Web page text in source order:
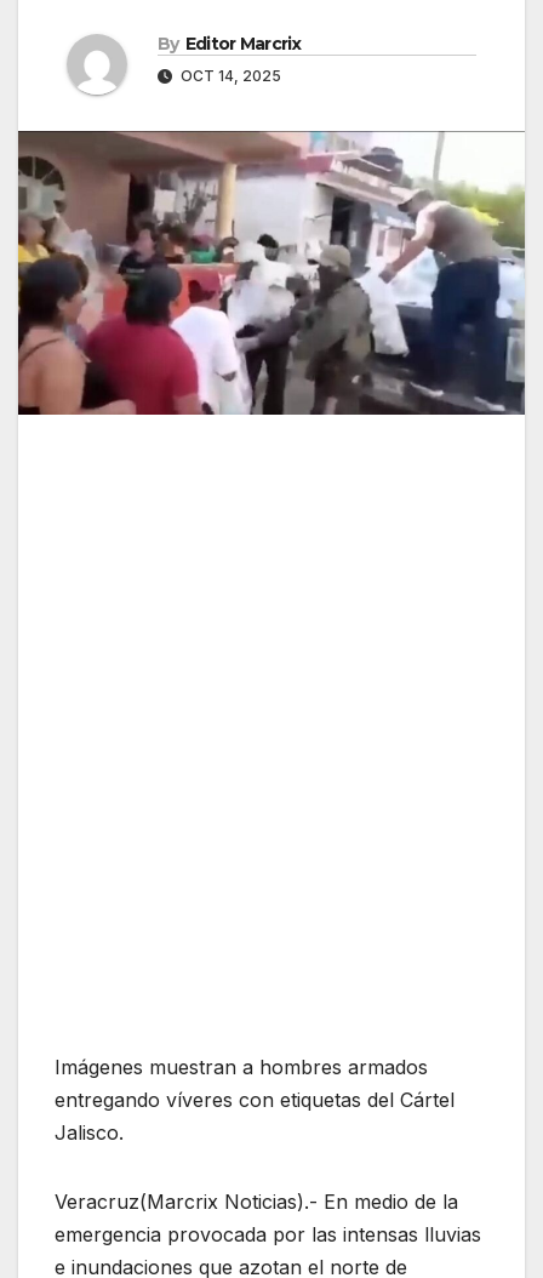
By Editor Marcrix
OCT 14, 2025
Imágenes muestran a hombres armados
entregando víveres con etiquetas del Cártel
Jalisco.
Veracruz(Marcrix Noticias).- En medio de la
emergencia provocada por las intensas lluvias
e inundaciones que azotan el norte de